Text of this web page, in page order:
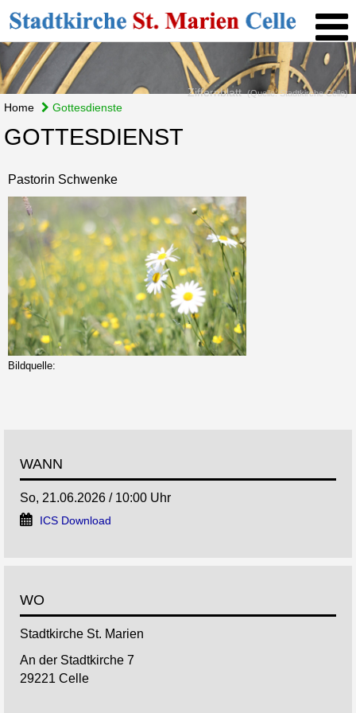
Ziffernblatt (Quelle: Stadtkirche Celle)
Home Gottesdienste
GOTTESDIENST
Pastorin Schwenke
Bildquelle:
WANN
So, 21.06.2026 / 10:00 Uhr
ICS Download
WO
Stadtkirche St. Marien
An der Stadtkirche 7
29221 Celle